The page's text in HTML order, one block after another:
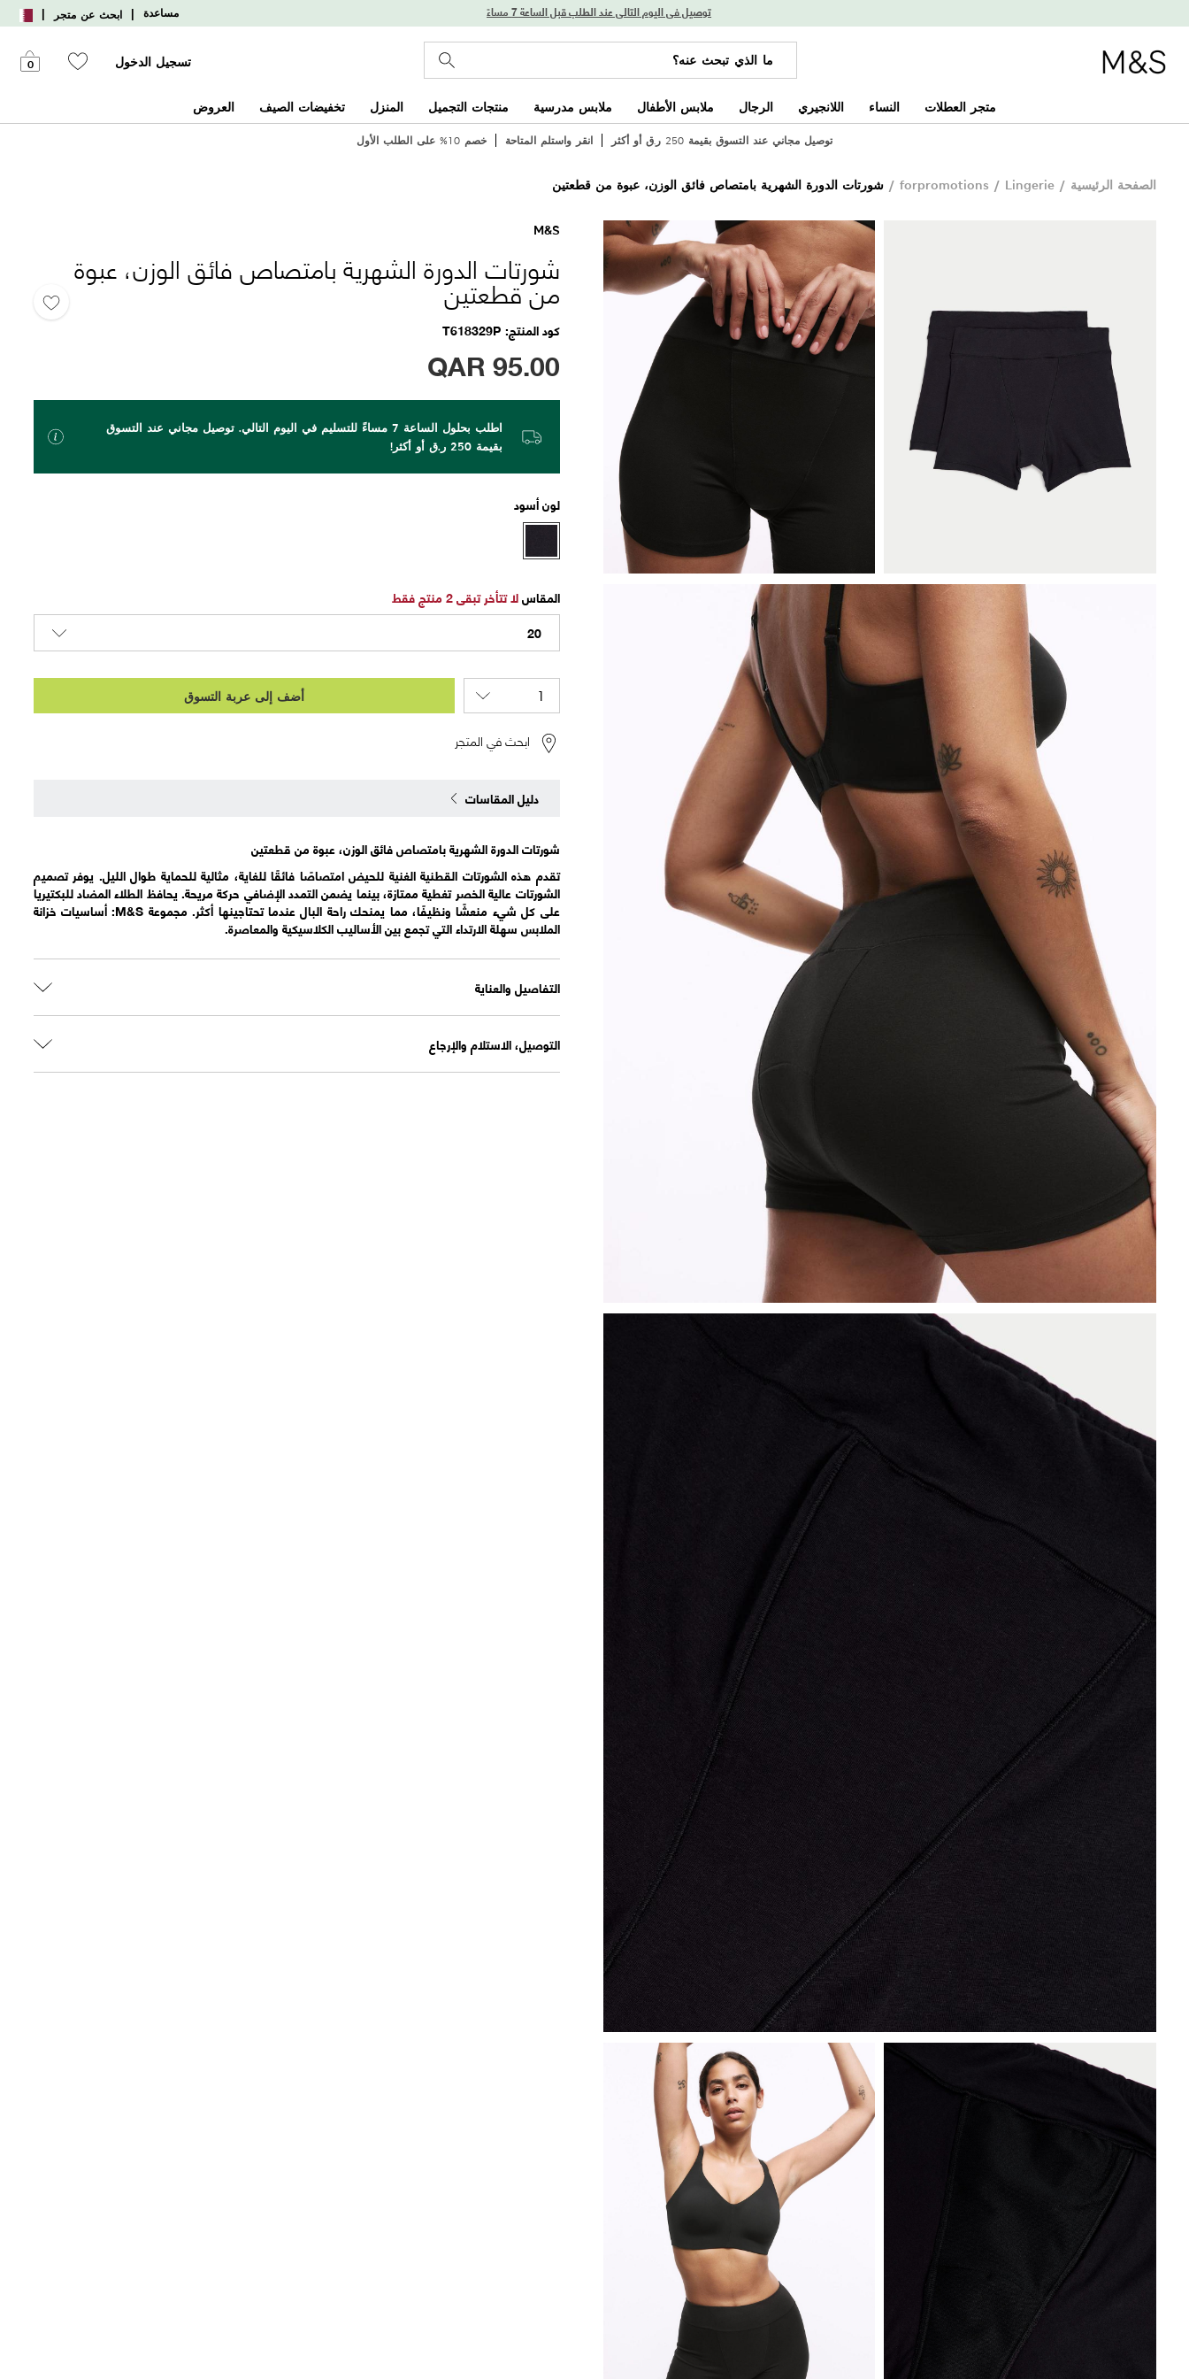
توصيل في اليوم التالي عند الطلب قبل الساعة 7 مساءً مساعدة | ابحث عن متجر |
تسجيل الدخول 0
متجر العطلات النساء اللانجيري الرجال ملابس الأطفال ملابس مدرسية منتجات التجميل المنزل تخفيضات الصيف العروض
توصيل مجاني عند التسوق بقيمة 250 ر.ق أو أكثر انقر واستلم المتاحة خصم 10% على الطلب الأول
الصفحة الرئيسية /
forpromotions / Lingerie
/ شورتات الدورة الشهرية بامتصاص فائق الوزن، عبوة من قطعتين
M&S
شورتات الدورة الشهرية بامتصاص فائق الوزن، عبوة
من قطعتين
كود المنتج T618329P
QAR95.00
اطلب بحلول الساعة 7 مساءً للتسليم في اليوم التالي. توصيل مجاني عند التسوق
بقيمة 250 ر.ق أو أكثر!
لونأسود
المقاسلا تتأخر تبقى 2 منتج فقط
20
أضف إلى عربة التسوق
ابحث في المتجر
دليل المقاسات
شورتات الدورة الشهرية بامتصاص فائق الوزن، عبوة من قطعتين
تقدم هذه الشورتات القطنية الغنية للحيض امتصاصًا فائقًا للغاية، مثالية للحماية طوال الليل. يوفر تصميم
الشورتات عالية الخصر تغطية ممتازة، بينما يضمن التمدد الإضافي حركة مريحة. يحافظ الطلاء المضاد للبكتيريا
على كل شيء منعشًا ونظيفًا، مما يمنحك راحة البال عندما تحتاجينها أكثر. مجموعة M&S: أساسيات خزانة
الملابس سهلة الارتداء التي تجمع بين الأساليب الكلاسيكية والمعاصرة.
التفاصيل والعناية
التوصيل، الاستلام والإرجاع